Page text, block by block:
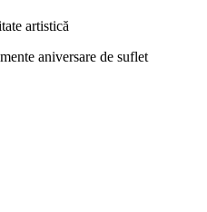
artistică
aniversare de suflet